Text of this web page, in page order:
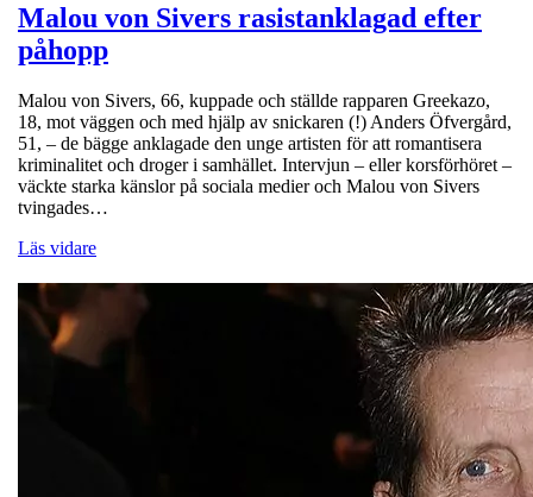
Malou von Sivers rasistanklagad efter
påhopp
Malou von Sivers, 66, kuppade och ställde rapparen Greekazo,
18, mot väggen och med hjälp av snickaren (!) Anders Öfvergård,
51, – de bägge anklagade den unge artisten för att romantisera
kriminalitet och droger i samhället. Intervjun – eller korsförhöret –
väckte starka känslor på sociala medier och Malou von Sivers
tvingades…
Läs vidare